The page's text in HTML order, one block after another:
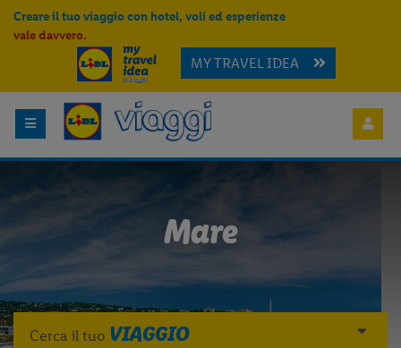
Creare il tuo viaggio con hotel, voli ed esperienze
vale davvero.
MY TRAVEL IDEA
Mare
Cerca il tuo VIAGGIO